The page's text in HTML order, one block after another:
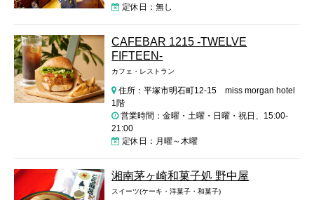
定休日：無し
CAFEBAR 1215 -TWELVE
FIFTEEN-
カフェ・レストラン
住所：平塚市明石町12-15 miss morgan hotel
1階
営業時間：金曜・土曜・日曜・祝日、15:00-
21:00
定休日：月曜～木曜
湘南茅ヶ崎和菓子処 野中屋
スイーツ(ケーキ・洋菓子・和菓子)